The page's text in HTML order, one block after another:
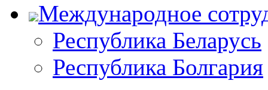
Международное
Республика Беларусь
Республика Болгария